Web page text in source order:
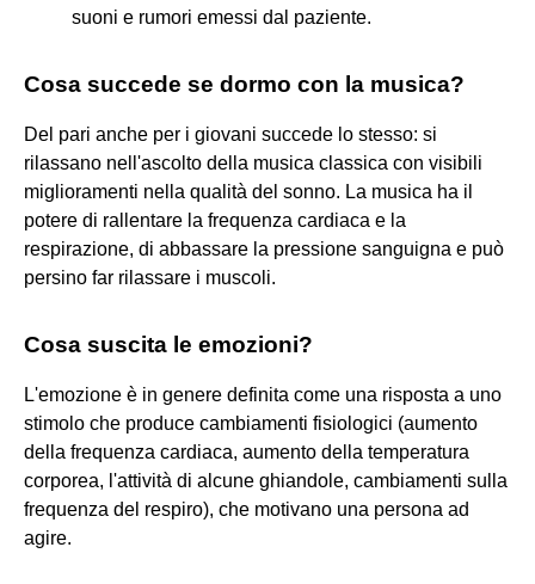
suoni e rumori emessi dal paziente.
Cosa succede se dormo con la musica?
Del pari anche per i giovani succede lo stesso: si
rilassano nell'ascolto della musica classica con visibili
miglioramenti nella qualità del sonno. La musica ha il
potere di rallentare la frequenza cardiaca e la
respirazione, di abbassare la pressione sanguigna e può
persino far rilassare i muscoli.
Cosa suscita le emozioni?
L'emozione è in genere definita come una risposta a uno
stimolo che produce cambiamenti fisiologici (aumento
della frequenza cardiaca, aumento della temperatura
corporea, l'attività di alcune ghiandole, cambiamenti sulla
frequenza del respiro), che motivano una persona ad
agire.